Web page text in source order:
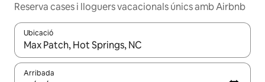
Reserva cases i lloguers vacacionals únics amb Airbnb
Ubicació
Quan els resultats estiguin disponibles, podràs navegar-hi a
Arribada